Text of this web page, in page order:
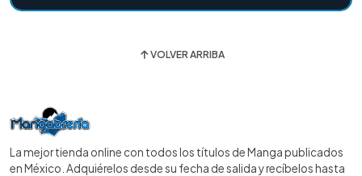
VOLVER ARRIBA
La mejor tienda online con todos los títulos de Manga publicados
en México. Adquiérelos desde su fecha de salida y recíbelos hasta